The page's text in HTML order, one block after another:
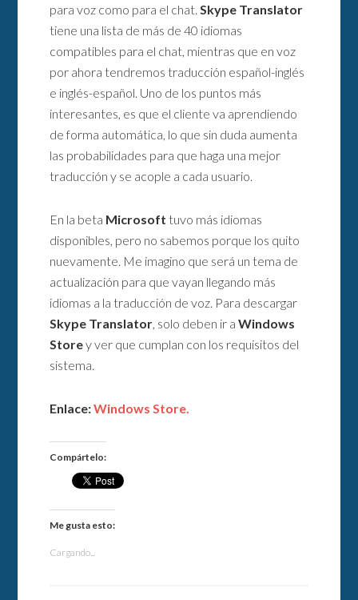
para voz como para el chat. Skype Translator
tiene una lista de más de 40 idiomas
compatibles para el chat, mientras que en voz
por ahora tendremos traducción español-inglés
e inglés-español. Uno de los puntos más
interesantes, es que el cliente va aprendiendo
de forma automática, lo que sin duda aumenta
las probabilidades para que haga una mejor
traducción y se acople a cada usuario.
En la beta Microsoft tuvo más idiomas
disponibles, pero no sabemos porque los quito
nuevamente. Me imagino que será un tema de
actualización para que vayan llegando más
idiomas a la traducción de voz. Para descargar
Skype Translator , solo deben ir aWindows
Storey ver que cumplan con los requisitos del
sistema.
Enlace:Windows Store.
Compártelo:
Me gusta esto:
Cargando...